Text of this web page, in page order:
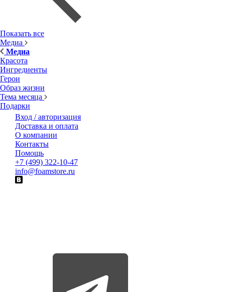
Показать все
Медиа
Медиа
Красота
Ингредиенты
Герои
Образ жизни
Тема месяца
Подарки
Вход / авторизация
Доставка и оплата
О компании
Контакты
Помощь
+7 (499) 322-10-47
info@foamstore.ru